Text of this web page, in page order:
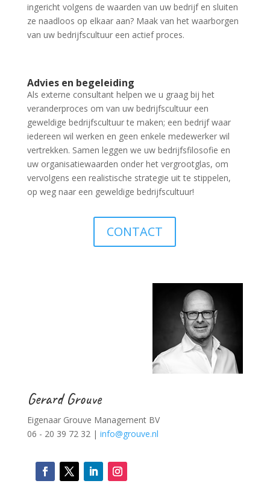
ingericht volgens de waarden van uw bedrijf en sluiten
ze naadloos op elkaar aan? Maak van het waarborgen
van uw bedrijfscultuur een actief proces.
Advies en begeleiding
Als externe consultant helpen we u graag bij het
veranderproces om van uw bedrijfscultuur een
geweldige bedrijfscultuur te maken; een bedrijf waar
iedereen wil werken en geen enkele medewerker wil
vertrekken. Samen leggen we uw bedrijfsfilosofie en
uw organisatiewaarden onder het vergrootglas, om
vervolgens een realistische strategie uit te stippelen,
op weg naar een geweldige bedrijfscultuur!
CONTACT
Gerard Grouve
Eigenaar Grouve Management BV
06 - 20 39 72 32 | info@grouve.nl